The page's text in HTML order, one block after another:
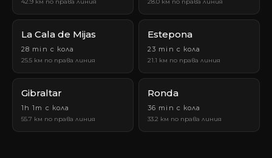
La Cala de Mijas
28 min с кола
25.5 км по права линия
Estepona
23 min с кола
21.1 км по права линия
Gibraltar
1h 1m с кола
55.7 км по права линия
Ronda
36 min с кола
33.2 км по права линия